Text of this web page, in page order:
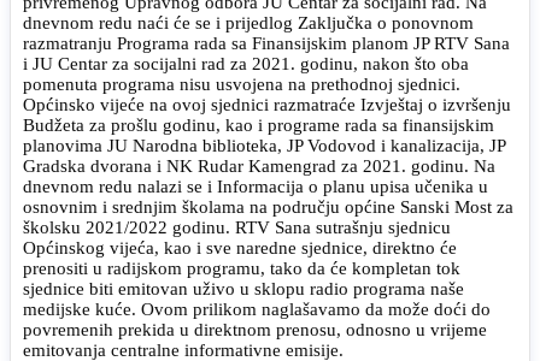
dnevnom redu naći će se i prijedlog Zaključka o ponovnom
razmatranju Programa rada sa Finansijskim planom JP RTV Sana
i JU Centar za socijalni rad za 2021. godinu, nakon što oba
pomenuta programa nisu usvojena na prethodnoj sjednici.
Općinsko vijeće na ovoj sjednici razmatraće Izvještaj o izvršenju
Budžeta za prošlu godinu, kao i programe rada sa finansijskim
planovima JU Narodna biblioteka, JP Vodovod i kanalizacija, JP
Gradska dvorana i NK Rudar Kamengrad za 2021. godinu. Na
dnevnom redu nalazi se i Informacija o planu upisa učenika u
osnovnim i srednjim školama na području općine Sanski Most za
školsku 2021/2022 godinu. RTV Sana sutrašnju sjednicu
Općinskog vijeća, kao i sve naredne sjednice, direktno će
prenositi u radijskom programu, tako da će kompletan tok
sjednice biti emitovan uživo u sklopu radio programa naše
medijske kuće. Ovom prilikom naglašavamo da može doći do
povremenih prekida u direktnom prenosu, odnosno u vrijeme
emitovanja centralne informativne emisije.